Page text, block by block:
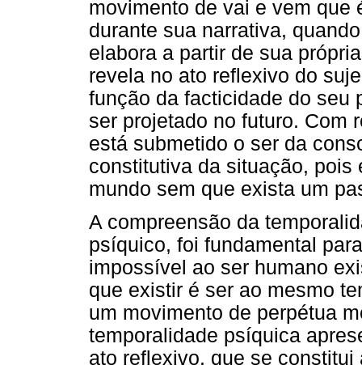
movimento de vai e vem que
durante sua narrativa,
elabora a partir de sua
revela no ato reflexivo do
função da facticidade do seu
ser projetado no futuro. Com
está submetido o ser da
constitutiva da situação,
mundo sem que exista um
A compreensão da
psíquico, foi fundamental
impossível ao ser humano
que existir é ser ao mesmo
um movimento de perpétua
temporalidade psíquica
ato reflexivo, que se